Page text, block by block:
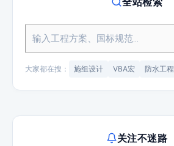
大家都在搜： 施组设计 VBA宏 防水工程
关注不迷路